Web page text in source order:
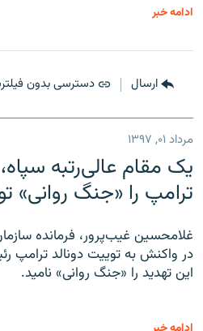
ادامه خبر
ارسال دسترسی بدون
مرداد ۰۱, ۱۳۹۷
یک مقام عالی‌رتبه
ترامپ را «جنگ روانی»
غلامحسین غیب‌پرور، فرمانده
در واکنش به توییت دونالد ترامپ
این تهدید را «جنگ روانی» نامید.